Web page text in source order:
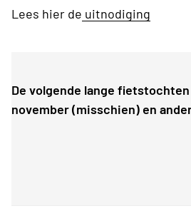
Lees hier de uitnodiging
De volgende lange fietstochten
november (misschien) en